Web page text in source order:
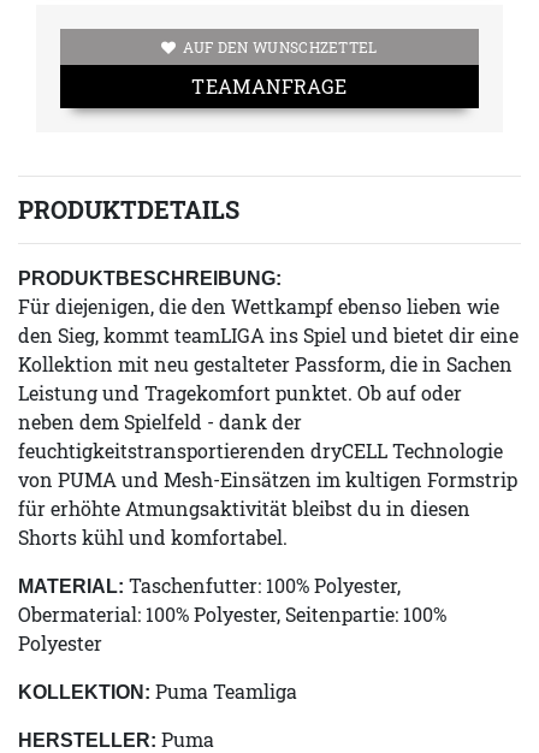
AUF DEN WUNSCHZETTEL
TEAMANFRAGE
PRODUKTDETAILS
PRODUKTBESCHREIBUNG:
Für diejenigen, die den Wettkampf ebenso lieben wie
den Sieg, kommt teamLIGA ins Spiel und bietet dir eine
Kollektion mit neu gestalteter Passform, die in Sachen
Leistung und Tragekomfort punktet. Ob auf oder
neben dem Spielfeld - dank der
feuchtigkeitstransportierenden dryCELL Technologie
von PUMA und Mesh-Einsätzen im kultigen Formstrip
für erhöhte Atmungsaktivität bleibst du in diesen
Shorts kühl und komfortabel.
MATERIAL: Taschenfutter: 100% Polyester,
Obermaterial: 100% Polyester, Seitenpartie: 100%
Polyester
KOLLEKTION: Puma Teamliga
HERSTELLER: Puma